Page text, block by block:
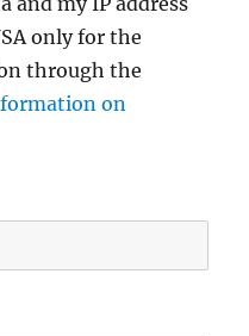
only for the
through the
on